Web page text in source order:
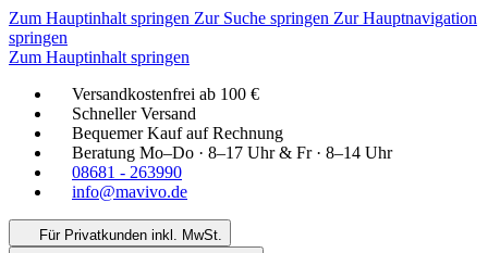
Zum Hauptinhalt springen Zur Suche springen Zur Hauptnavigation
springen
Zum Hauptinhalt springen
Versandkostenfrei ab 100 €
Schneller Versand
Bequemer Kauf auf Rechnung
Beratung Mo–Do · 8–17 Uhr & Fr · 8–14 Uhr
08681 - 263990
info@mavivo.de
Für Privatkunden inkl. MwSt.